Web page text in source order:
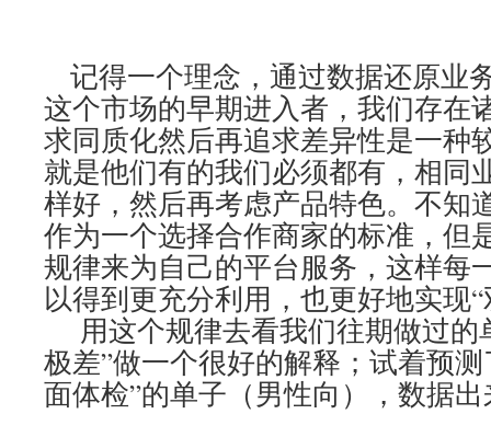
记得一个理念，通过数据还原业
这个市场的早期进入者，我们存在
求同质化然后再追求差异性是一种
就是他们有的我们必须都有，相同
样好，然后再考虑产品特色。不知
作为一个选择合作商家的标准，但
规律来为自己的平台服务，这样每
以得到更充分利用，也更好地实现
用这个规律去看我们往期做过的
极差”做一个很好的解释；试着预
面体检”的单子（男性向），数据